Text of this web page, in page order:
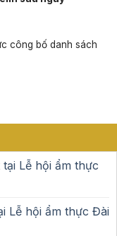
công bố danh sách
Lễ hội ẩm thực
Lễ hội ẩm thực Đài